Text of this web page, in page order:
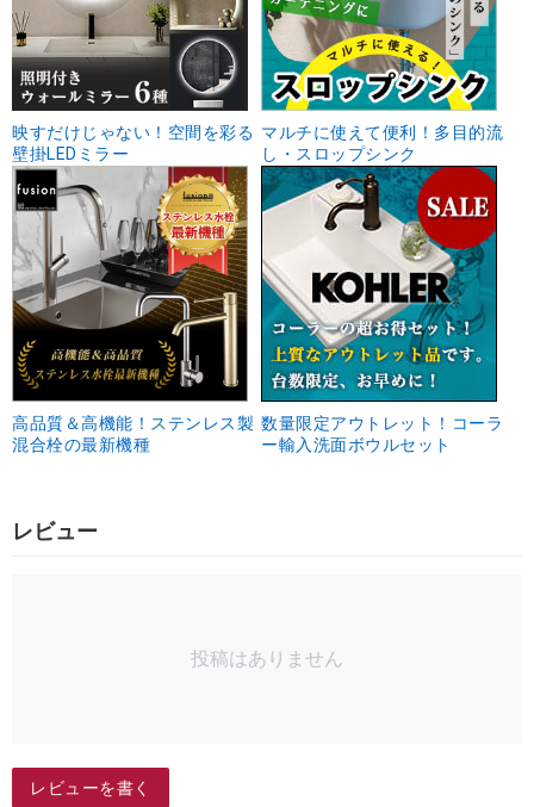
映すだけじゃない！空間を彩る
壁掛LEDミラー
マルチに使えて便利！多目的流
し・スロップシンク
高品質＆高機能！ステンレス製
混合栓の最新機種
数量限定アウトレット！コーラ
ー輸入洗面ボウルセット
レビュー
投稿はありません
レビューを書く